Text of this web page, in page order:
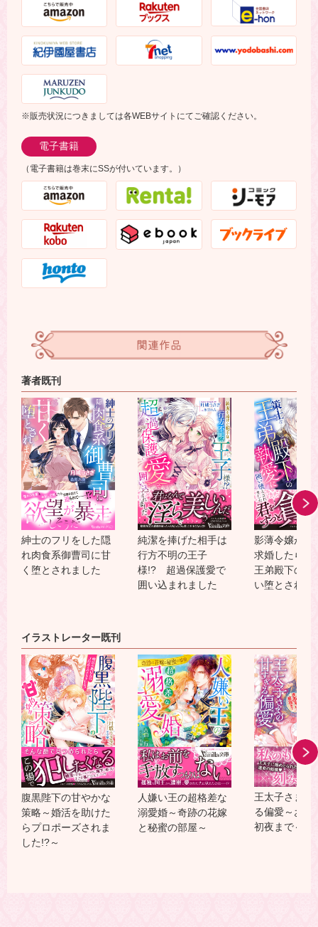
※販売状況につきましては各WEBサイトにてご確認ください。
電子書籍
（電子書籍は巻末にSSが付いています。）
関連作品
著者既刊
紳士のフリをした隠
れ肉食系御曹司に甘
く堕とされました
純潔を捧げた相手は
行方不明の王子
様!? 超過保護愛で
囲い込まれました
影薄令嬢が無
求婚したら、
王弟殿下の執
い堕とされま
イラストレーター既刊
腹黒陛下の甘やかな
策略～婚活を助けた
らプロポーズされま
した!?～
人嫌い王の超格差な
溺愛婚～奇跡の花嫁
と秘蜜の部屋～
王太子さまの
る偏愛～おあ
初夜まで～